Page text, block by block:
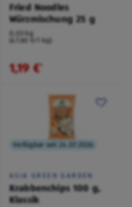
Fried Noodles
Würzmischung 25 g
0,03 kg
(47,60 €/1 kg)
1,19 €¹
Verfügbar seit 24.07.2026
ASIA GREEN GARDEN
Krabbenchips 100 g,
Klassik